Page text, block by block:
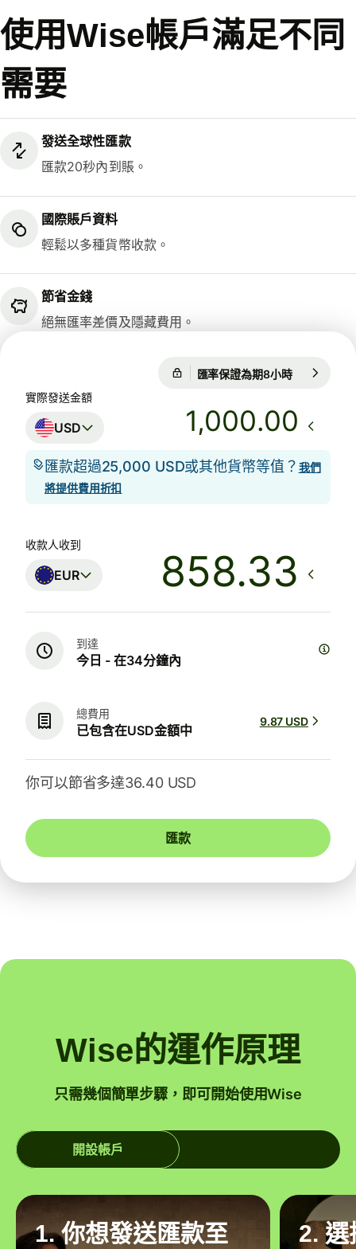
使用Wise帳戶滿足不同
需要
發送全球性匯款
匯款20秒內到賬。
國際賬戶資料
輕鬆以多種貨幣收款。
節省金錢
絕無匯率差價及隱藏費用。
匯率保證為期8小時
實際發送金額
USD .00
匯款超過25,000 USD或其他貨幣等值？ 我們
將提供費用折扣
收款人收到
EUR
到達
今日 - 在34分鐘內
總費用
已包含在USD金額中
9.87 USD
你可以節省多達36.40 USD
匯款
Wise的運作原理
只需幾個簡單步驟，即可開始使用Wise
開設帳戶
1. 你想發送匯款至 2. 選